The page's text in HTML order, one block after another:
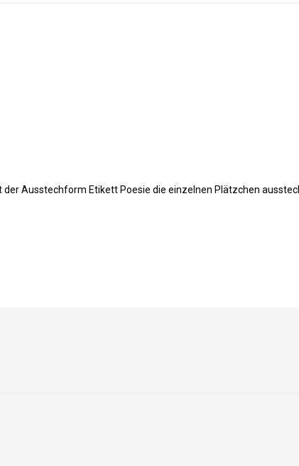
Ausstechform Etikett Poesie die einzelnen Plätzchen